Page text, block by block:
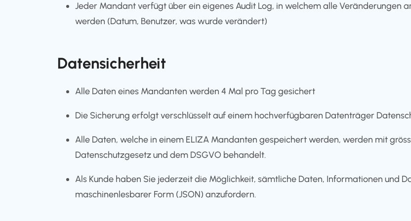
Jeder Mandant verfügt über ein eigenes Audit Log, in welchem alle Veränderungen
werden (Datum, Benutzer, was wurde verändert)
Datensicherheit
Alle Daten eines Mandanten werden 4 Mal pro Tag gesichert
Die Sicherung erfolgt verschlüsselt auf einem hochverfügbaren Datenträger
Alle Daten, welche in einem ELIZA Mandanten gespeichert werden, werden mit
Datenschutzgesetz und dem DSGVO behandelt.
Als Kunde haben Sie jederzeit die Möglichkeit, sämtliche Daten, Informationen und
maschinenlesbarer Form (JSON) anzufordern.